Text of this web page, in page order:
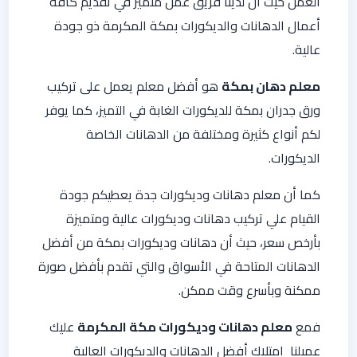
أعمال الدهانات والديكورات بمكة المكرمة ذو جودة
عالية.
معلم دهان بمكة هو أفضل معلم يعمل على تركيب
ورق جدران بمكة للديكورات الغابة في التميز، كما يوفر
لكم أنواع كثيرة ومختلفة من الدهانات الخاصة
الديكورات.
كما أن معلم دهانات وديكورات جدة يعطيكم جودة
القيام علي تركيب دهانات وديكورات عالية ومتميزة
بأرخص سعر، حيث أن دهانات وديكورات بمكة من أفضل
الدهانات المتاحة في الأسواق والتي تقدم بأفضل صورة
ممكنة وبأسرع وقت ممكن.
فمعمعلم دهانات وديكورات مكة المكرمة عليك
عميلنا امتلاك أفضل الدهانات والديكورات العالية